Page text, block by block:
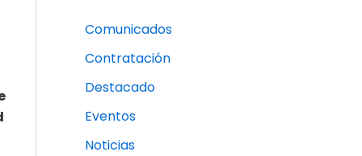
Comunicados
Contratación
Destacado
Eventos
Noticias